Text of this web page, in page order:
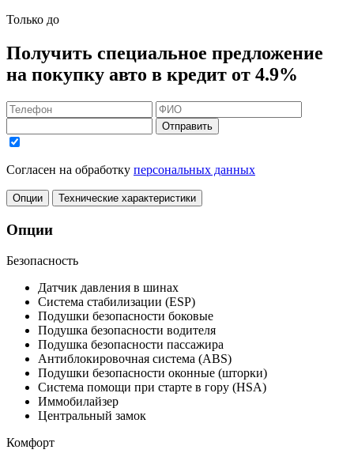
Только до
Получить специальное предложение
на покупку авто в кредит от 4.9%
Отправить
Согласен на обработку персональных данных
Опции Технические характеристики
Опции
Безопасность
Датчик давления в шинах
Система стабилизации (ESP)
Подушки безопасности боковые
Подушка безопасности водителя
Подушка безопасности пассажира
Антиблокировочная система (ABS)
Подушки безопасности оконные (шторки)
Система помощи при старте в гору (HSA)
Иммобилайзер
Центральный замок
Комфорт